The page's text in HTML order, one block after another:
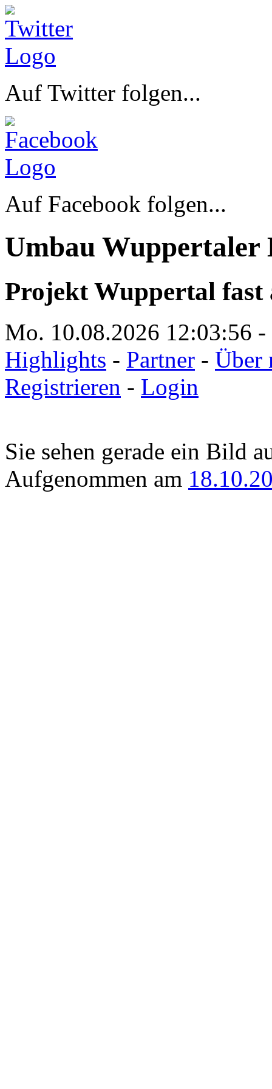
Auf Twitter folgen...
Auf Facebook folgen...
Umbau Wuppertaler
Projekt Wuppertal fast
Mo. 10.08.2026 12:03:56 -
Highlights - Partner - Über
Registrieren - Login
Sie sehen gerade ein Bild
Aufgenommen am